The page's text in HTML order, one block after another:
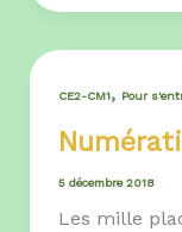
CE2-CM1, Pour
5 décembre 2018
Les mille